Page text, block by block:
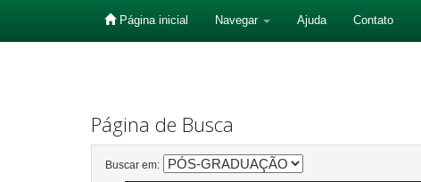
Página inicial Navegar Ajuda Contato
Página de Busca
Buscar em: